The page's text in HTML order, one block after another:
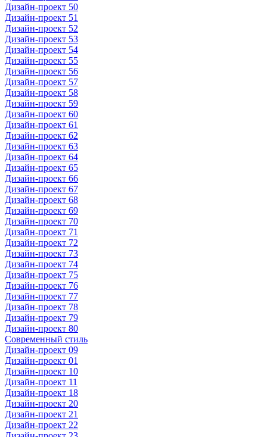
Дизайн-проект 50
Дизайн-проект 51
Дизайн-проект 52
Дизайн-проект 53
Дизайн-проект 54
Дизайн-проект 55
Дизайн-проект 56
Дизайн-проект 57
Дизайн-проект 58
Дизайн-проект 59
Дизайн-проект 60
Дизайн-проект 61
Дизайн-проект 62
Дизайн-проект 63
Дизайн-проект 64
Дизайн-проект 65
Дизайн-проект 66
Дизайн-проект 67
Дизайн-проект 68
Дизайн-проект 69
Дизайн-проект 70
Дизайн-проект 71
Дизайн-проект 72
Дизайн-проект 73
Дизайн-проект 74
Дизайн-проект 75
Дизайн-проект 76
Дизайн-проект 77
Дизайн-проект 78
Дизайн-проект 79
Дизайн-проект 80
Современный стиль
Дизайн-проект 09
Дизайн-проект 01
Дизайн-проект 10
Дизайн-проект 11
Дизайн-проект 18
Дизайн-проект 20
Дизайн-проект 21
Дизайн-проект 22